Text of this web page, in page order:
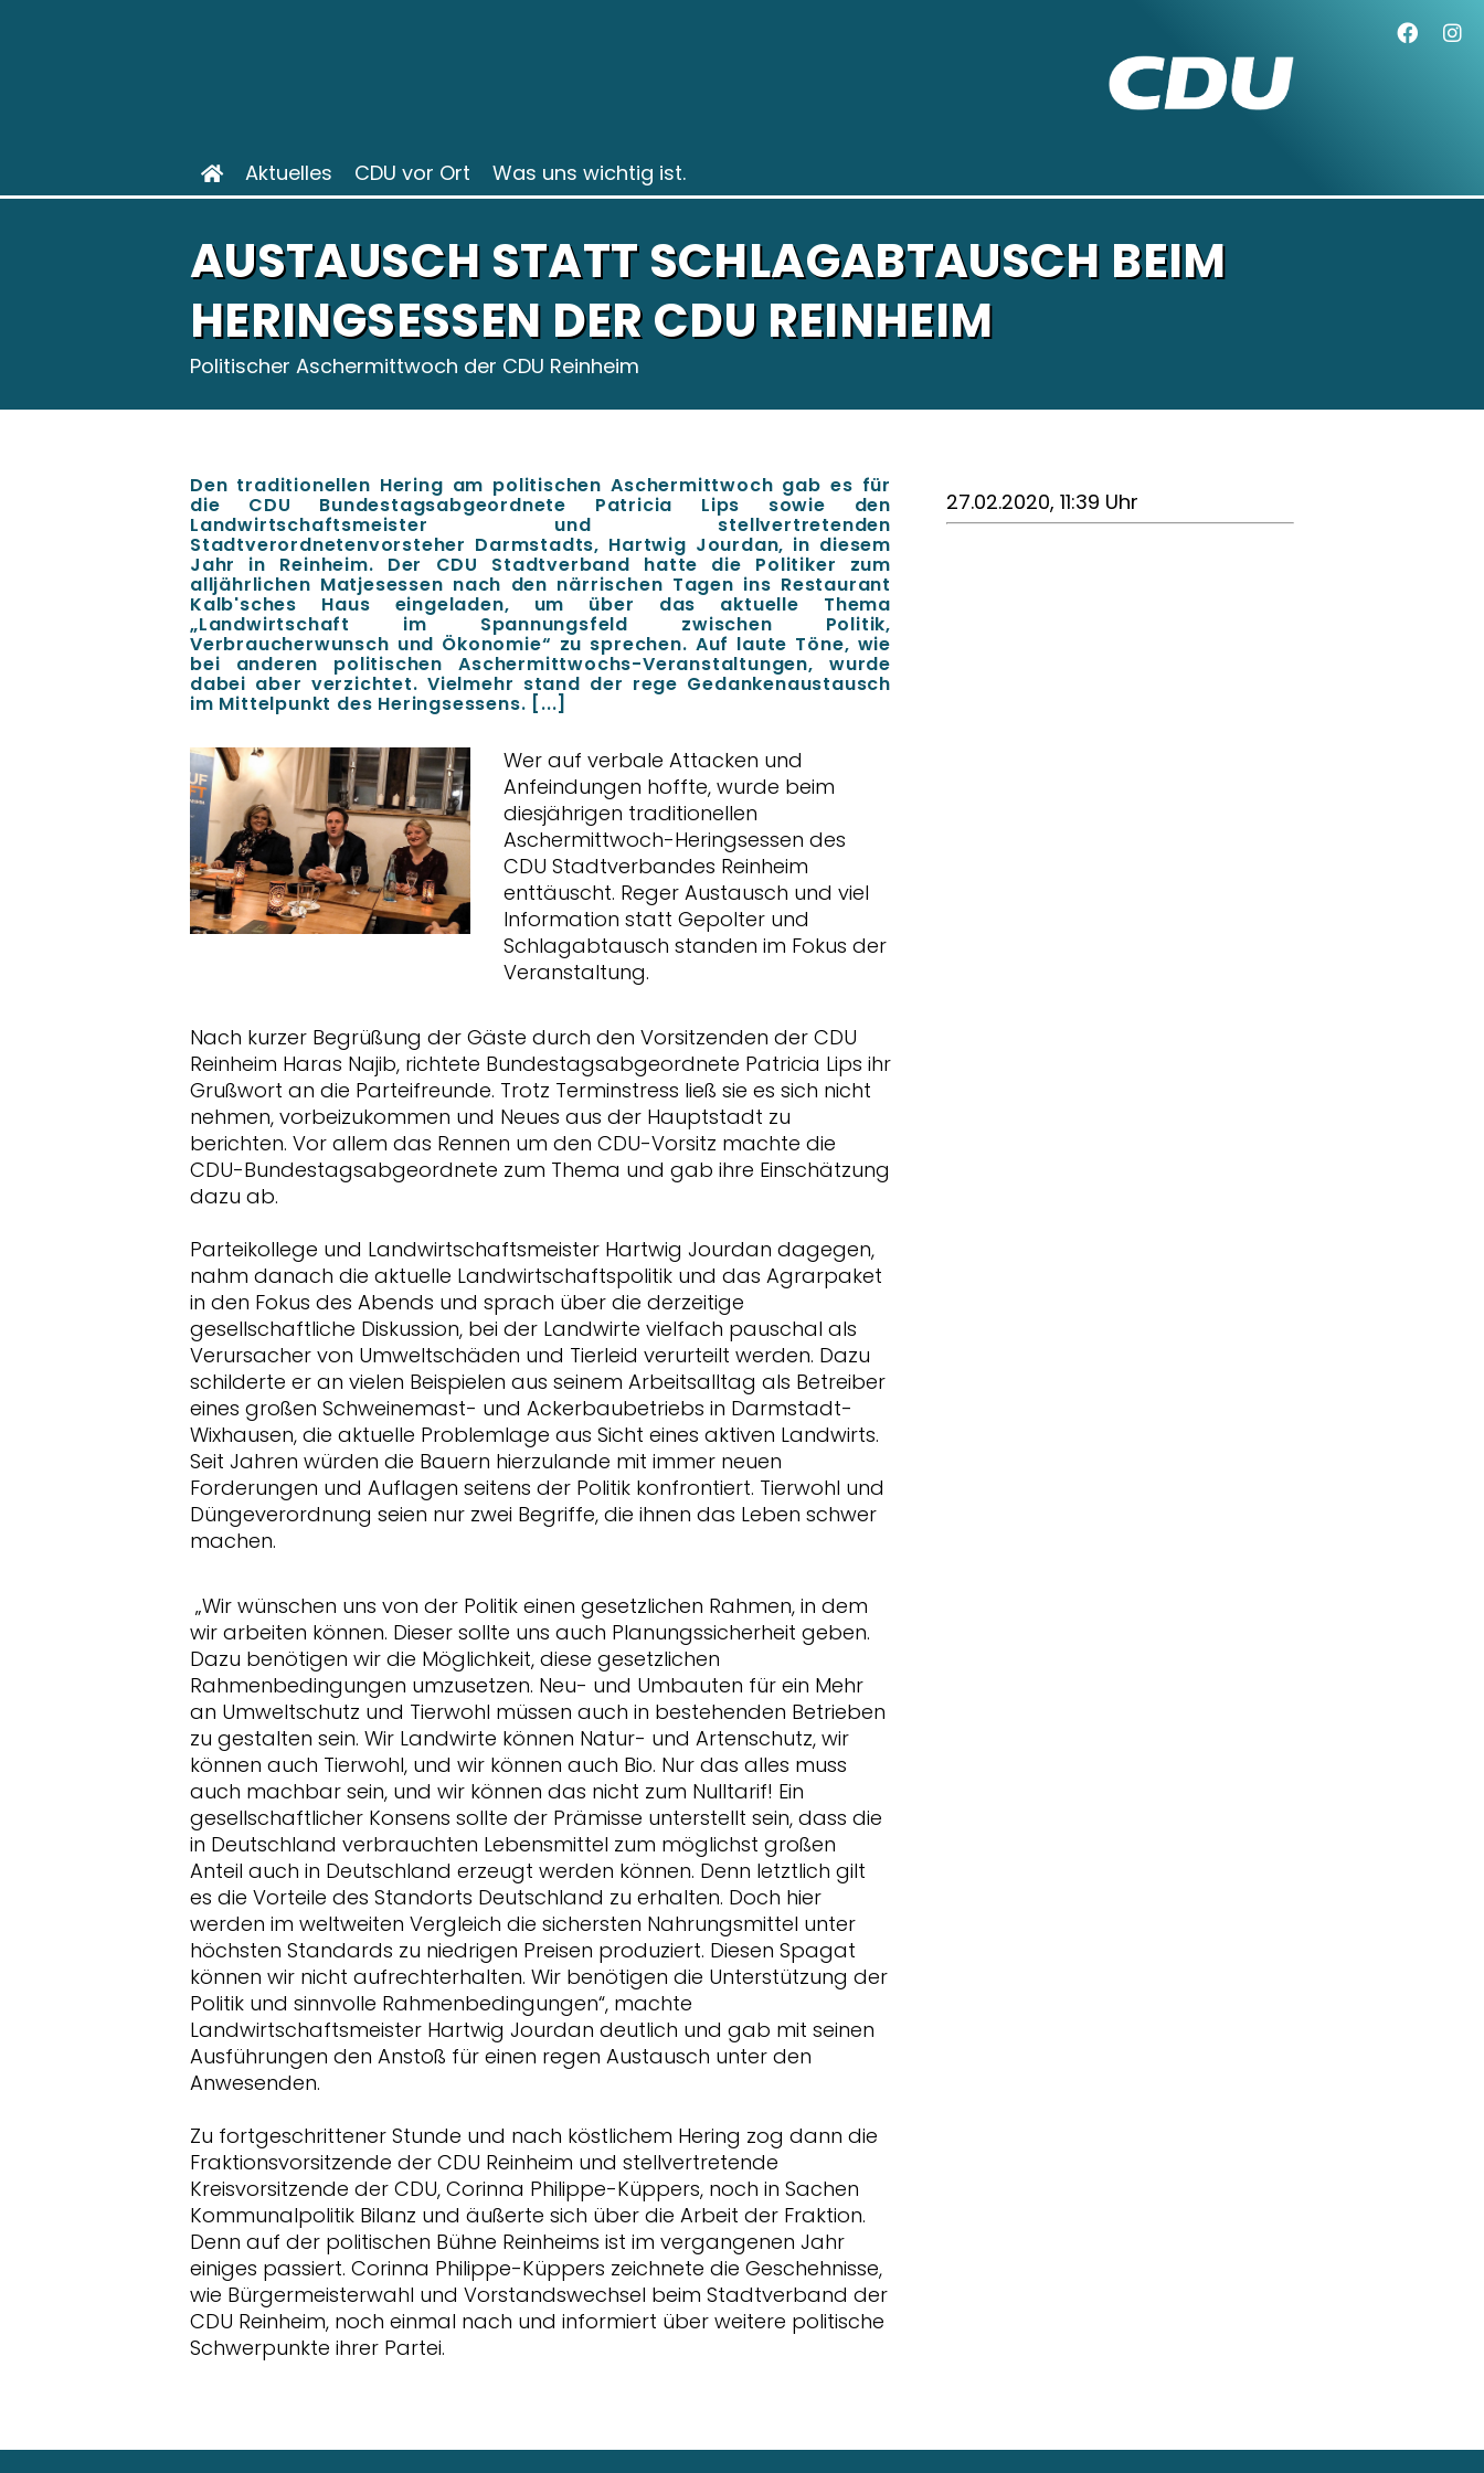
Aktuelles CDU vor Ort Was uns wichtig ist.
AUSTAUSCH STATT SCHLAGABTAUSCH BEIM
HERINGSESSEN DER CDU REINHEIM
Politischer Aschermittwoch der CDU Reinheim
Den traditionellen Hering am politischen Aschermittwoch gab es für
die CDU Bundestagsabgeordnete Patricia Lips sowie den
Landwirtschaftsmeister und stellvertretenden
Stadtverordnetenvorsteher Darmstadts, Hartwig Jourdan, in diesem
Jahr in Reinheim. Der CDU Stadtverband hatte die Politiker zum
alljährlichen Matjesessen nach den närrischen Tagen ins Restaurant
Kalb'sches Haus eingeladen, um über das aktuelle Thema
Landwirtschaft im Spannungsfeld zwischen Politik,
Verbraucherwunsch und Ökonomie“ zu sprechen. Auf laute Töne, wie
bei anderen politischen Aschermittwochs-Veranstaltungen, wurde
dabei aber verzichtet. Vielmehr stand der rege Gedankenaustausch
im Mittelpunkt des Heringsessens. [...]
Wer auf verbale Attacken und
Anfeindungen hoffte, wurde beim
diesjährigen traditionellen
Aschermittwoch-Heringsessen des
CDU Stadtverbandes Reinheim
enttäuscht. Reger Austausch und viel
Information statt Gepolter und
Schlagabtausch standen im Fokus der
Veranstaltung.
Nach kurzer Begrüßung der Gäste durch den Vorsitzenden der CDU
Reinheim Haras Najib, richtete Bundestagsabgeordnete Patricia Lips ihr
Grußwort an die Parteifreunde. Trotz Terminstress ließ sie es sich nicht
nehmen, vorbeizukommen und Neues aus der Hauptstadt zu
berichten. Vor allem das Rennen um den CDU-Vorsitz machte die
CDU-Bundestagsabgeordnete zum Thema und gab ihre Einschätzung
dazu ab.
Parteikollege und Landwirtschaftsmeister Hartwig Jourdan dagegen,
nahm danach die aktuelle Landwirtschaftspolitik und das Agrarpaket
in den Fokus des Abends und sprach über die derzeitige
gesellschaftliche Diskussion, bei der Landwirte vielfach pauschal als
Verursacher von Umweltschäden und Tierleid verurteilt werden. Dazu
schilderte er an vielen Beispielen aus seinem Arbeitsalltag als Betreiber
eines großen Schweinemast- und Ackerbaubetriebs in Darmstadt-
Wixhausen, die aktuelle Problemlage aus Sicht eines aktiven Landwirts.
Seit Jahren würden die Bauern hierzulande mit immer neuen
Forderungen und Auflagen seitens der Politik konfrontiert. Tierwohl und
Düngeverordnung seien nur zwei Begriffe, die ihnen das Leben schwer
machen.
Wir wünschen uns von der Politik einen gesetzlichen Rahmen, in dem
wir arbeiten können. Dieser sollte uns auch Planungssicherheit geben.
Dazu benötigen wir die Möglichkeit, diese gesetzlichen
Rahmenbedingungen umzusetzen. Neu- und Umbauten für ein Mehr
an Umweltschutz und Tierwohl müssen auch in bestehenden Betrieben
zu gestalten sein. Wir Landwirte können Natur- und Artenschutz, wir
können auch Tierwohl, und wir können auch Bio. Nur das alles muss
auch machbar sein, und wir können das nicht zum Nulltarif! Ein
gesellschaftlicher Konsens sollte der Prämisse unterstellt sein, dass die
in Deutschland verbrauchten Lebensmittel zum möglichst großen
Anteil auch in Deutschland erzeugt werden können. Denn letztlich gilt
es die Vorteile des Standorts Deutschland zu erhalten. Doch hier
werden im weltweiten Vergleich die sichersten Nahrungsmittel unter
höchsten Standards zu niedrigen Preisen produziert. Diesen Spagat
können wir nicht aufrechterhalten. Wir benötigen die Unterstützung der
Politik und sinnvolle Rahmenbedingungen“, machte
Landwirtschaftsmeister Hartwig Jourdan deutlich und gab mit seinen
Ausführungen den Anstoß für einen regen Austausch unter den
Anwesenden.
Zu fortgeschrittener Stunde und nach köstlichem Hering zog dann die
Fraktionsvorsitzende der CDU Reinheim und stellvertretende
Kreisvorsitzende der CDU, Corinna Philippe-Küppers, noch in Sachen
Kommunalpolitik Bilanz und äußerte sich über die Arbeit der Fraktion.
Denn auf der politischen Bühne Reinheims ist im vergangenen Jahr
einiges passiert. Corinna Philippe-Küppers zeichnete die Geschehnisse,
wie Bürgermeisterwahl und Vorstandswechsel beim Stadtverband der
CDU Reinheim, noch einmal nach und informiert über weitere politische
Schwerpunkte ihrer Partei.
27.02.2020, 11:39 Uhr